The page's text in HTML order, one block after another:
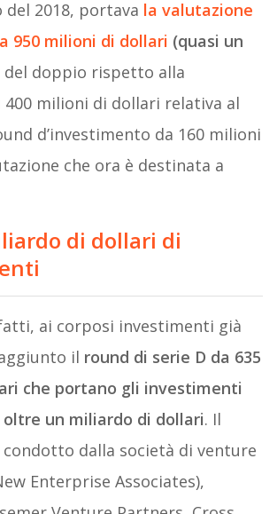
2018, portava la valutazione
950 milioni di dollari (quasi un
del doppio rispetto alla
400 milioni di dollari relativa al
d’investimento da 160 milioni
che ora è destinata a
di dollari di
ai corposi investimenti già
il round di serie D da 635
che portano gli investimenti
oltre un miliardo di dollari. Il
dalla società di venture
Enterprise Associates),